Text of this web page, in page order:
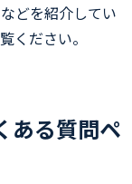
どを紹介してい
ください。
ある質問ペ